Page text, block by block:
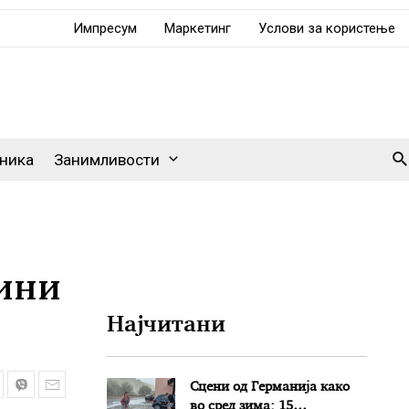
Импресум Маркетинг Услови за користење
Занимливости
Најчитани
Сцени од Германија како
во сред зима: 15